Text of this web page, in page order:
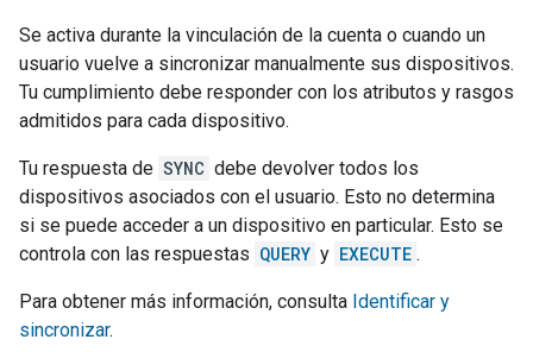
Se activa durante la vinculación de la cuenta o cuando un
usuario vuelve a sincronizar manualmente sus dispositivos.
Tu cumplimiento debe responder con los atributos y rasgos
admitidos para cada dispositivo.
Tu respuesta de SYNC debe devolver todos los
dispositivos asociados con el usuario. Esto no determina
si se puede acceder a un dispositivo en particular. Esto se
controla con las respuestas QUERY y EXECUTE .
Para obtener más información, consulta Identificar y
sincronizar.